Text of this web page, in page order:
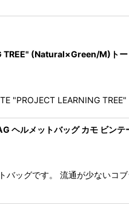
TREE" (Natural×Green/M)トー
"PROJECT LEARNING
ヘルメットバッグ カモ ビンテ
ッグです。 流通が少ないコ